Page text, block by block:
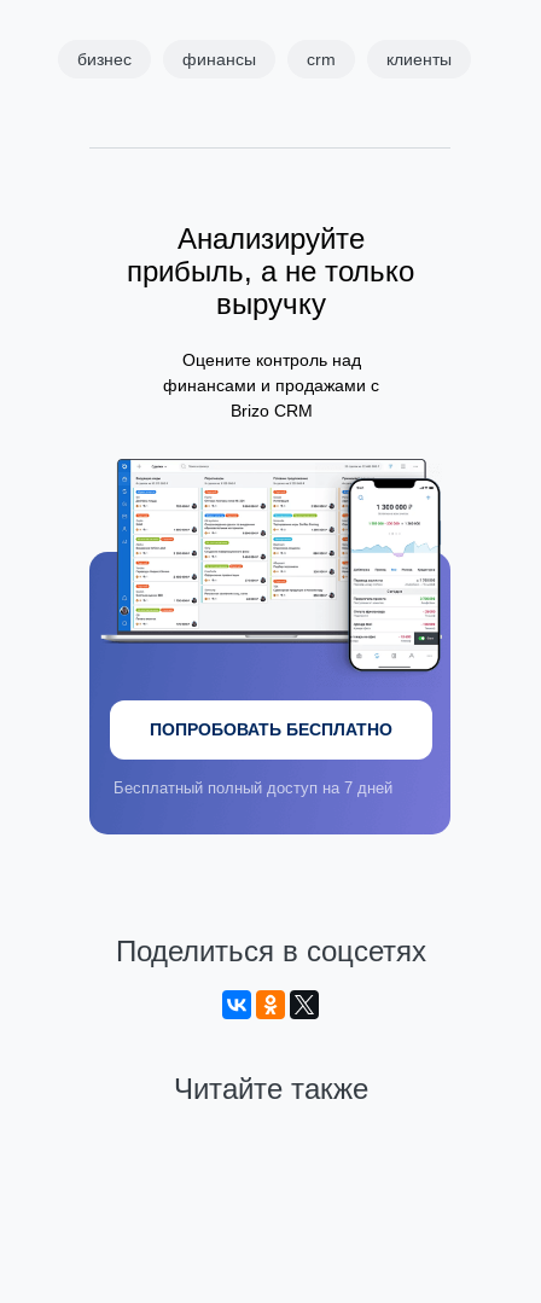
бизнес финансы crm клиенты
Оцените контроль над
финансами и продажами с
Brizo CRM
Анализируйте
прибыль, а не только
выручку
Бесплатный полный доступ на 7 дней
ПОПРОБОВАТЬ БЕСПЛАТНО
Поделиться в соцсетях
Читайте также